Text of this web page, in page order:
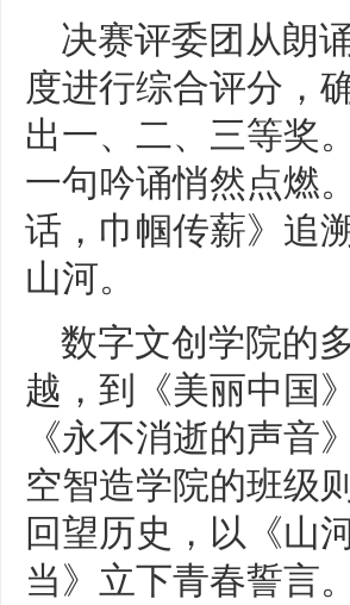
决赛评委团从朗
度进行综合评分，
出一、二、三等奖
一句吟诵悄然点燃
话，巾帼传薪》追
山河。
数字文创学院的
越，到《美丽中国
《永不消逝的声
空智造学院的班级
回望历史，以《山
当》立下青春誓言。